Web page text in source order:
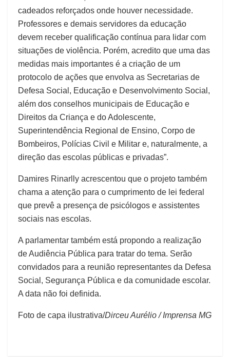
cadeados reforçados onde houver necessidade.
Professores e demais servidores da educação
devem receber qualificação contínua para lidar com
situações de violência. Porém, acredito que uma das
medidas mais importantes é a criação de um
protocolo de ações que envolva as Secretarias de
Defesa Social, Educação e Desenvolvimento Social,
além dos conselhos municipais de Educação e
Direitos da Criança e do Adolescente,
Superintendência Regional de Ensino, Corpo de
Bombeiros, Polícias Civil e Militar e, naturalmente, a
direção das escolas públicas e privadas”.
Damires Rinarlly acrescentou que o projeto também
chama a atenção para o cumprimento de lei federal
que prevê a presença de psicólogos e assistentes
sociais nas escolas.
A parlamentar também está propondo a realização
de Audiência Pública para tratar do tema. Serão
convidados para a reunião representantes da Defesa
Social, Segurança Pública e da comunidade escolar.
A data não foi definida.
Foto de capa ilustrativa/Dirceu Aurélio / Imprensa MG